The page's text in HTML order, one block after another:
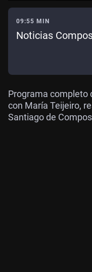
09:55 MIN
Noticias
Programa completo
con María Teijeiro,
Santiago de